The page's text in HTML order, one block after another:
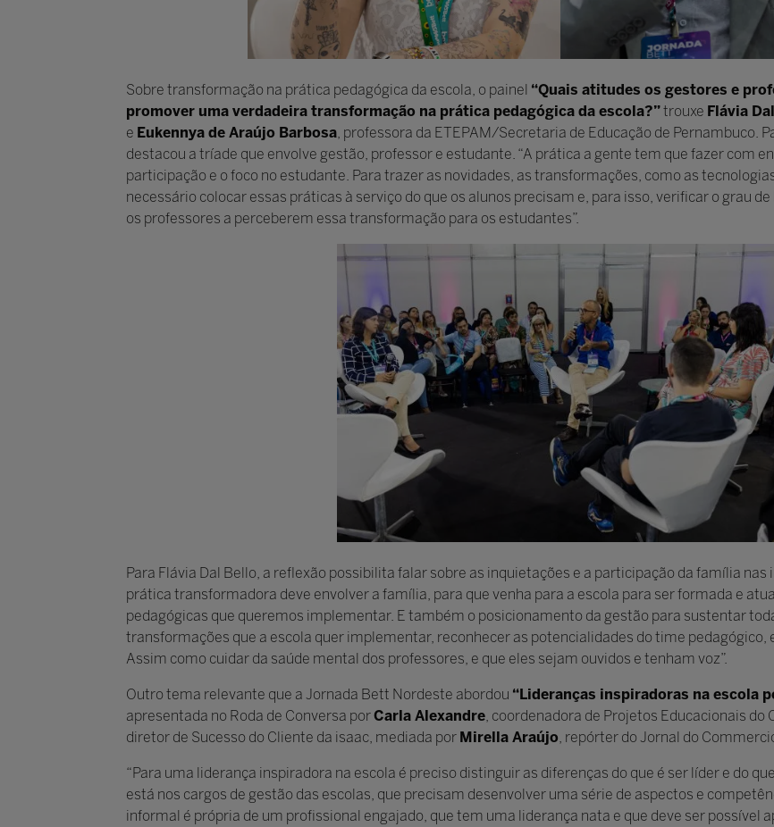
Sobre transformação na prática pedagógica da escola, o painel “Quais atitudes os gestores e
promover uma verdadeira transformação na prática pedagógica da escola?”trouxe Flávia
e Eukennya de Araújo Barbosa, professora da ETEPAM/Secretaria de Educação de Pernambuco.
destacou a tríade que envolve gestão, professor e estudante. “A prática a gente tem que fazer com
participação e o foco no estudante. Para trazer as novidades, as transformações, como as
necessário colocar essas práticas à serviço do que os alunos precisam e, para isso, verificar o grau
os professores a perceberem essa transformação para os estudantes”.
Para Flávia Dal Bello, a reflexão possibilita falar sobre as inquietações e a participação da família nas
prática transformadora deve envolver a família, para que venha para a escola para ser formada e
pedagógicas que queremos implementar. E também o posicionamento da gestão para sustentar
transformações que a escola quer implementar, reconhecer as potencialidades do time pedagógico,
Assim como cuidar da saúde mental dos professores, e que eles sejam ouvidos e tenham voz”.
Outro tema relevante que a Jornada Bett Nordeste abordou “Lideranças inspiradoras na escola
apresentada no Roda de Conversa porCarla Alexandre, coordenadora de Projetos Educacionais do
diretor de Sucesso do Cliente da isaac, mediada por Mirella Araújo , repórter do Jornal do
“Para uma liderança inspiradora na escola é preciso distinguir as diferenças do que é ser líder e do
está nos cargos de gestão das escolas, que precisam desenvolver uma série de aspectos e
informal é própria de um profissional engajado, que tem uma liderança nata e que deve ser possível